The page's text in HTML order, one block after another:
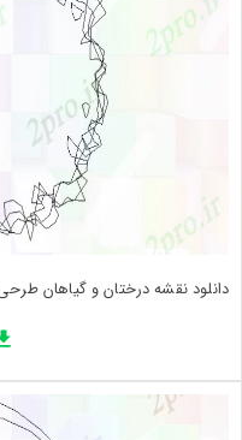
دانلود نقشه درختان و گیاهان طرحی